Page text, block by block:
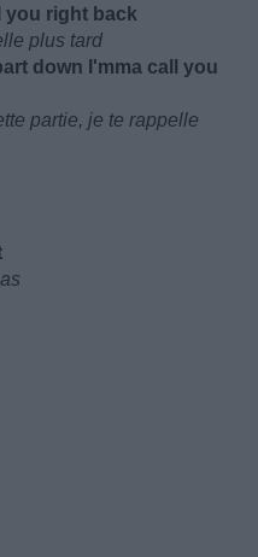
you right back
plus tard
down I'mma call you
partie, je te rappelle